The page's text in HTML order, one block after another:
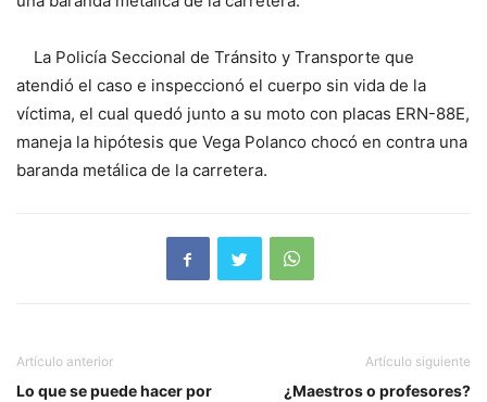
La Policía Seccional de Tránsito y Transporte que
atendió el caso e inspeccionó el cuerpo sin vida de la
víctima, el cual quedó junto a su moto con placas ERN-88E,
maneja la hipótesis que Vega Polanco chocó en contra una
baranda metálica de la carretera.
Artículo anterior
Lo que se puede hacer por
Artículo siguiente
¿Maestros o profesores?